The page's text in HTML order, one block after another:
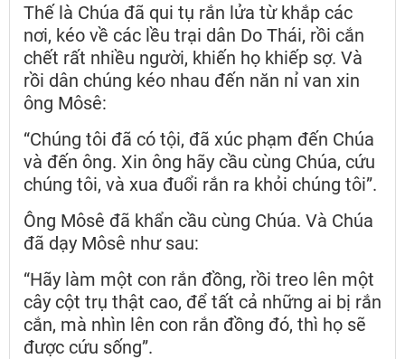
Thế là Chúa đã qui tụ rắn lửa từ khắp các
nơi, kéo về các lều trại dân Do Thái, rồi cắn
chết rất nhiều người, khiến họ khiếp sợ. Và
rồi dân chúng kéo nhau đến năn nỉ van xin
ông Môsê:
“Chúng tôi đã có tội, đã xúc phạm đến Chúa
và đến ông. Xin ông hãy cầu cùng Chúa, cứu
chúng tôi, và xua đuổi rắn ra khỏi chúng tôi”.
Ông Môsê đã khẩn cầu cùng Chúa. Và Chúa
đã dạy Môsê như sau:
“Hãy làm một con rắn đồng, rồi treo lên một
cây cột trụ thật cao, để tất cả những ai bị rắn
cắn, mà nhìn lên con rắn đồng đó, thì họ sẽ
được cứu sống”.